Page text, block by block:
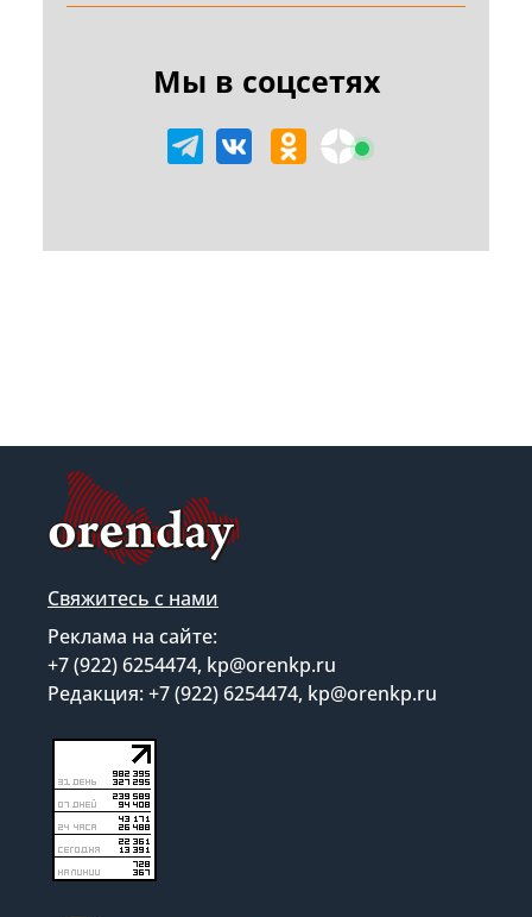
Мы в соцсетях
Свяжитесь с нами
Реклама на сайте:
+7 (922) 6254474, kp@orenkp.ru
Редакция: +7 (922) 6254474, kp@orenkp.ru